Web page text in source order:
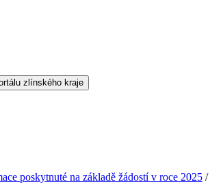
poskytnuté na základě žádostí v roce 2025 /